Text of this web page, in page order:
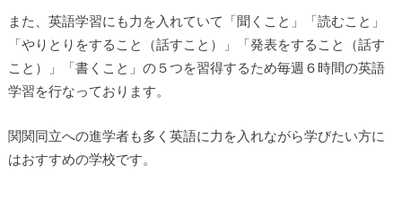
また、英語学習にも力を入れていて「聞くこと」「読むこと」
「やりとりをすること（話すこと）」「発表をすること（話す
こと）」「書くこと」の５つを習得するため毎週６時間の英語
学習を行なっております。
関関同立への進学者も多く英語に力を入れながら学びたい方に
はおすすめの学校です。